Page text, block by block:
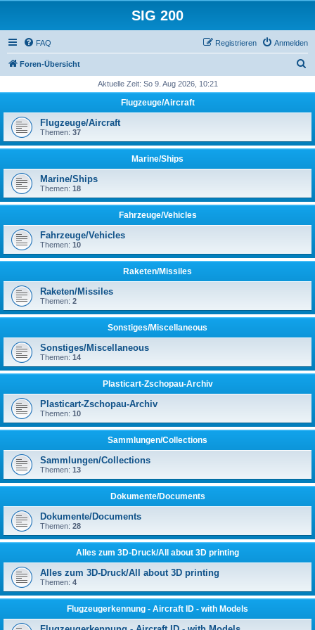
SIG 200
FAQ Anmelden
Registrieren
Foren-Übersicht
h
Aktuelle Zeit: So 9. Aug 2026, 10:21
Flugzeuge/Aircraft
Flugzeuge/Aircraft
Themen: 37
Marine/Ships
Marine/Ships
Themen: 18
Fahrzeuge/Vehicles
Fahrzeuge/Vehicles
Themen: 10
Raketen/Missiles
Raketen/Missiles
Themen: 2
Sonstiges/Miscellaneous
Sonstiges/Miscellaneous
Themen: 14
Plasticart-Zschopau-Archiv
Plasticart-Zschopau-Archiv
Themen: 10
Sammlungen/Collections
Sammlungen/Collections
Themen: 13
Dokumente/Documents
Dokumente/Documents
Themen: 28
Alles zum 3D-Druck/All about 3D printing
Alles zum 3D-Druck/All about 3D printing
Themen: 4
Flugzeugerkennung - Aircraft ID - with Models